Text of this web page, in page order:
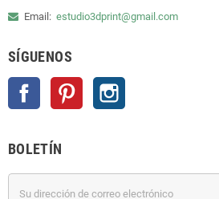
Email: estudio3dprint@gmail.com
SÍGUENOS
Facebook Pinterest
BOLETÍN